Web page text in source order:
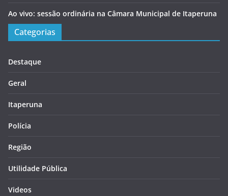
Ao vivo: sessão ordinária na Câmara Municipal de Itaperuna
Categorias
Destaque
Geral
Itaperuna
Polícia
Região
Utilidade Pública
Videos